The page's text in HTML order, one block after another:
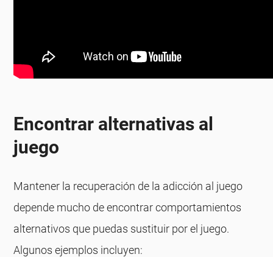
Encontrar alternativas al
juego
Mantener la recuperación de la adicción al juego
depende mucho de encontrar comportamientos
alternativos que puedas sustituir por el juego.
Algunos ejemplos incluyen: